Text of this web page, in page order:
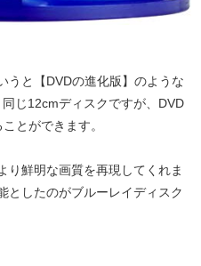
うと【DVDの進化版】のような
じ12cmディスクですが、DVD
とができます。
り鮮明な画質を再現してくれま
としたのがブルーレイディスク